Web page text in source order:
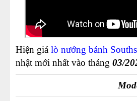
Hiện giá lò nướng bánh
nhật mới nhất vào tháng 03/